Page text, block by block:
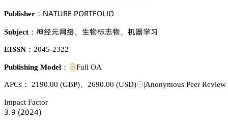
Publisher： 沟嵻穫侶葤乊 鵝鵣葤穫彦鵣欄喊鵣
Subject： 蘽牴炌㢿謩 璗醑肱堅醑 诜裱惒妩
EISSN： 2045-2322
Publishing Model： Full OA
APCs： 2190.00 (GBP) 2690.00 (USD) |Anonymous Peer Review
Impact Factor
杚.䟕 (缗蔡缗鋺)